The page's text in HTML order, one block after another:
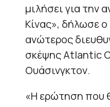
μιλήσει για την
Κίνας», δήλωσε ο
ανώτερος
σκέψης Atlantic
Ουάσινγκτον.
«Η ερώτηση που